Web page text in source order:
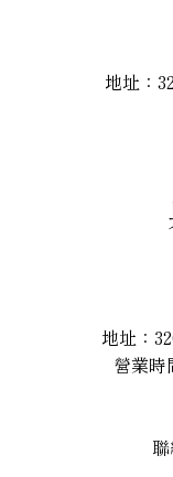
地址：
地址：
營業時